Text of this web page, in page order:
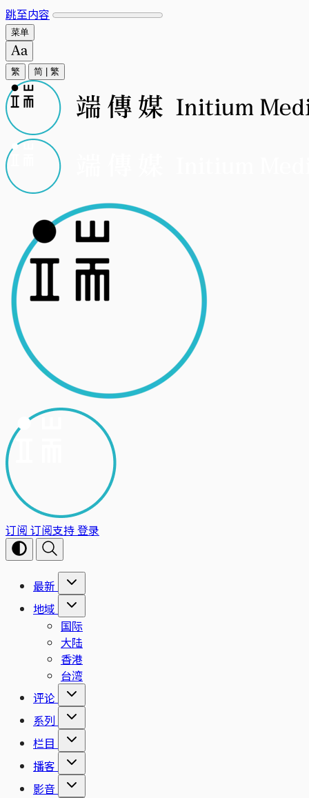
跳至内容
菜单
繁 简 繁
订阅 订阅支持登录
最新
地域
国际
大陆
香港
台湾
评论
系列
栏目
播客
影音